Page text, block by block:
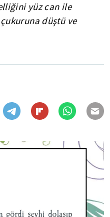
yüz can ile
düştü ve